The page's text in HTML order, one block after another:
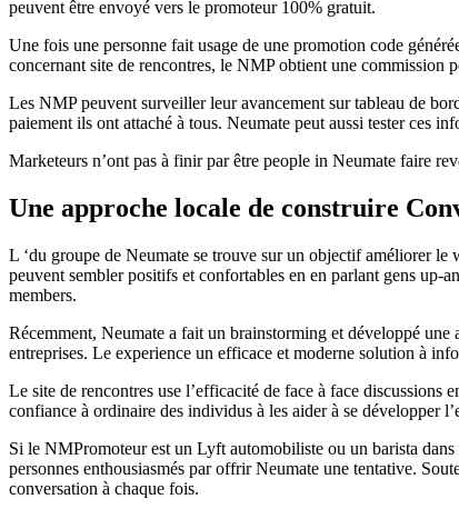
peuvent être envoyé vers le promoteur 100% gratuit.
Une fois une personne fait usage de une promotion code
concernant site de rencontres, le NMP obtient une commission
Les NMP peuvent surveiller leur avancement sur tableau de
paiement ils ont attaché à tous. Neumate peut aussi tester ces
Marketeurs n’ont pas à finir par être people in Neumate faire
Une approche locale de construire
L ‘du groupe de Neumate se trouve sur un objectif améliorer
peuvent sembler positifs et confortables en en parlant gens up-
members.
Récemment, Neumate a fait un brainstorming et développé
entreprises. Le experience un efficace et moderne solution à
Le site de rencontres use l’efficacité de face à face
confiance à ordinaire des individus à les aider à se développer
Si le NMPromoteur est un Lyft automobiliste ou un barista
personnes enthousiasmés par offrir Neumate une tentative.
conversation à chaque fois.